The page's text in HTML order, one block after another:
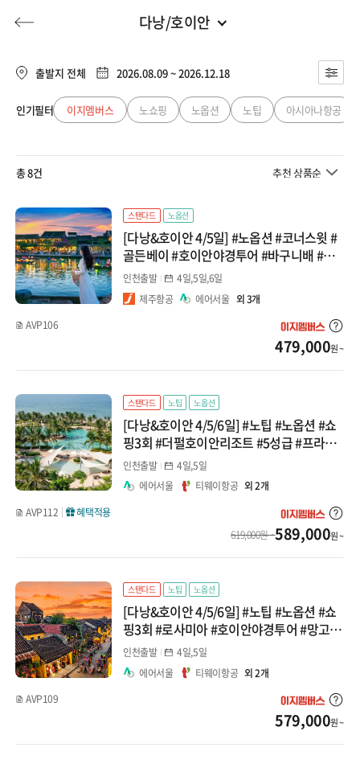
허니문 기획전/홈쇼핑 이벤트/혜택
투어플랜
허니문
다낭/호이안
유럽
동남아
일본
대만/홍콩/마카오
미주/캐나다/중남미
호주/뉴질랜드
중앙아시아/코카서스
지방출발
베트남
하노이/하롱베이
태국
방콕/파타야
말레이시아
코타키나발루
쿠알라룸푸르
출발지 전체 2026.08.09 ~ 2026.12.18
인기필터 이지멤버스 노쇼핑 노옵션 노팁 아시아나항공
총 8건 추천 상품순
스탠다드 노옵션
[다낭&호이안 4/5일] #노옵션 #코너스윗 #
골든베이 #호이안야경투어 #바구니배 #한
강유람선 #전신마사지 패키지
인천출발
4일,5일,6일
제주항공
에어서울 외 3개
AVP106
479,000원 ~
스탠다드 노팁 노옵션
[다낭&호이안 4/5/6일] #노팁 #노옵션 #쇼
핑3회 #더펄호이안리조트 #5성급 #프라이
빗비치 #씨클로 #반나절자유2회 패키지
인천출발
4일,5일
에어서울
티웨이항공 외 2개
AVP112
혜택적용
589,000원 ~
619,000원 ~
스탠다드 노팁 노옵션
[다낭&호이안 4/5/6일] #노팁 #노옵션 #쇼
핑3회 #로사미아 #호이안야경투어 #망고도
시락 #바구니배 #한강유람선 #전신마사지
패키지
인천출발
4일,5일
에어서울
티웨이항공 외 2개
AVP109
579,000원 ~